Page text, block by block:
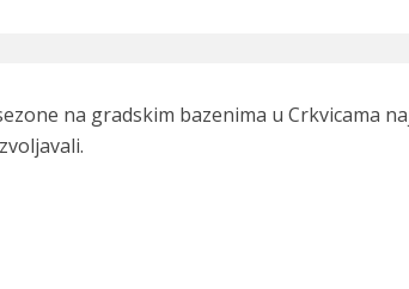
na gradskim bazenima u Crkvicama